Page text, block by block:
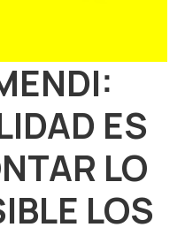
ES
LO
LOS